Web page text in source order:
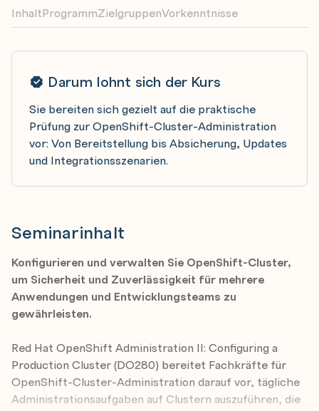
Darum lohnt sich der Kurs
Sie bereiten sich gezielt auf die praktische
Prüfung zur OpenShift-Cluster-Administration
vor: Von Bereitstellung bis Absicherung, Updates
und Integrationsszenarien.
Seminarinhalt
Konfigurieren und verwalten Sie OpenShift-Cluster,
um Sicherheit und Zuverlässigkeit für mehrere
Anwendungen und Entwicklungsteams zu
gewährleisten.
Red Hat OpenShift Administration II: Configuring a
Production Cluster (DO280) bereitet Fachkräfte für
OpenShift-Cluster-Administration darauf vor, tägliche
Administrationsaufgaben auf Clustern auszuführen, die
InhaltProgrammZielgruppenVorkenntnisse